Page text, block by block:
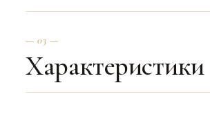
— 03 —
Характеристики